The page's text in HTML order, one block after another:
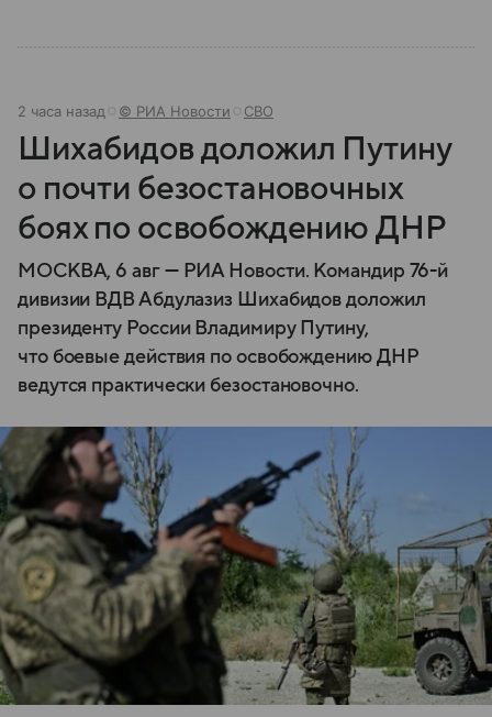
2 часа назад © РИА Новости СВО
Шихабидов доложил Путину
о почти безостановочных
боях по освобождению ДНР
МОСКВА, 6 авг — РИА Новости. Командир 76-й
дивизии ВДВ Абдулазиз Шихабидов доложил
президенту России Владимиру Путину,
что боевые действия по освобождению ДНР
ведутся практически безостановочно.